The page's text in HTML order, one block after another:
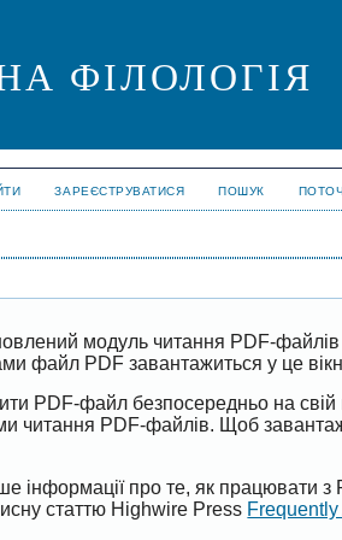
ФІЛОЛОГІЯ
ЗАРЕЄСТРУВАТИСЯ ПОШУК
модуль читання PDF-
файл PDF завантажиться у це
PDF-файл безпосередньо на
читання PDF-файлів. Щоб
інформації про те, як працювати
статтю Highwire Press